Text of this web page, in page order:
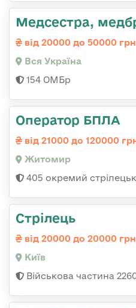
Медсестра,
від 20000 до 50000 грн
Вся Україна
154 ОМБр
Оператор БПЛА
від 21000 до 120000
Житомир
405 окремий
Стрілець
від 20000 до 20000 грн
Київ
Військова частина